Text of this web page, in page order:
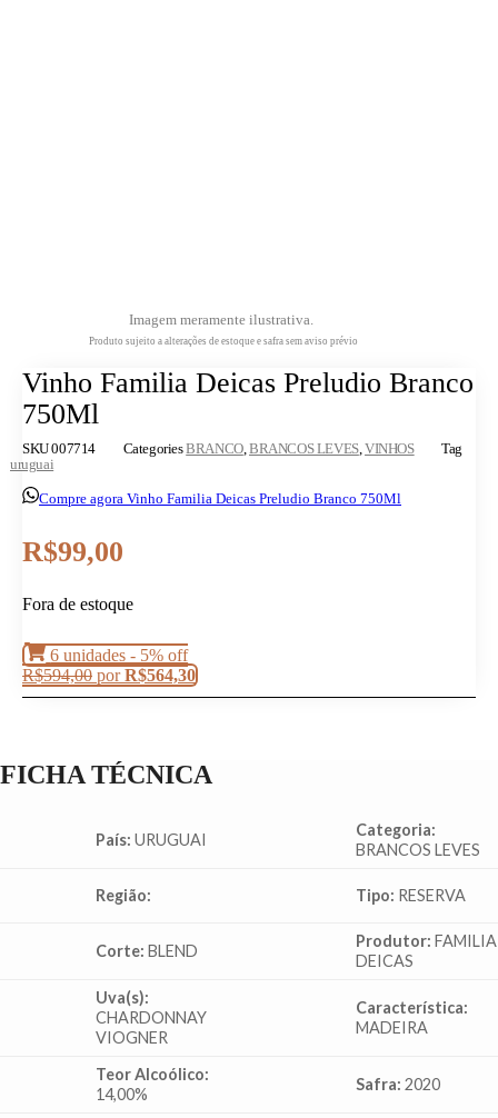
Imagem meramente ilustrativa.
Produto sujeito a alterações de estoque e safra sem aviso prévio
Vinho Familia Deicas Preludio Branco
750Ml
SKU007714 CategoriesBRANCO,BRANCOS LEVES,VINHOS
Tag
uruguai
Compre agora Vinho Familia Deicas Preludio Branco 750Ml
R$99,00
Fora de estoque
6 unidades - 5% off
R$594,00 porR$564,30
FICHA TÉCNICA
País: URUGUAI
Categoria:
BRANCOS LEVES
Região: Tipo: RESERVA
Corte: BLEND
Produtor: FAMILIA
DEICAS
Uva(s):
CHARDONNAY
VIOGNER
Característica:
MADEIRA
Teor Alcoólico:
14,00%
Safra: 2020